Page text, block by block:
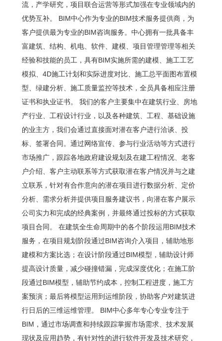
流，产学研究，项目联合运营等形式加强在专业领域内的
优势互补。 BIM中心作为专业的BIM技术服务提供商，为
客户提供最为专业的BIM咨询服务。中心拥有一批具备丰
富建筑、结构、机电、软件、建模、项目管理管理等相关
经验和技能的员工，具有BIM实施所需的建模、施工工艺
模拟、4D施工计划和实际进度对比、施工总平面图布置模
型、绿建分析、施工质量监控等技术，全员具备相应注册
证书和执业证书。 我们的客户主要集中在建筑行业、房地
产行业、工程设计行业，以及各种建筑、工程、基础设施
的业主方，我们会通过直接面对潜在客户进行洽谈、投
标、签署合同。通过网络宣传、参与行业活动等方式进行
市场推广，跟踪各地政府建设规划及在建工程情况、老客
户介绍、客户主动联系等方式获取潜在客户情况并与之建
立联系，针对有合作意向的潜在项目进行数据分析、定价
分析、需求分析并提供项目服务建议书，向潜在客户展示
公司实力和完成的经典案例，并最终通过投标的方式获取
项目合同。 在建筑全生命周期中的各个阶段运用BIM技术
服务，在项目规划阶段通过BIM咨询介入项目，辅助地形
建模和方案比选；在设计阶段通过BIM模型，辅助设计师
提高设计质量，减少碰撞错漏，完成深度优化；在施工阶
段通过BIM模型，辅助节约成本，控制工程进度，施工方
案预演；最后将模型运用到运维阶段，协助客户对建筑进
行日后的三维运维管理。 BIM中心多年专心专业专注于
BIM，通过市场调查和持续跟踪掌握市场需求、技术发展
现状及应用趋势，有针对性的进行软件开发及技术研究，